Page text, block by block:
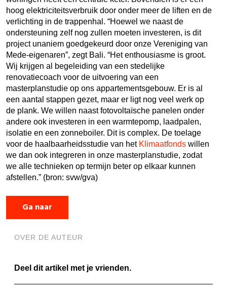
hoog elektriciteitsverbruik door onder meer de liften en de
verlichting in de trappenhal. “Hoewel we naast de
ondersteuning zelf nog zullen moeten investeren, is dit
project unaniem goedgekeurd door onze Vereniging van
Mede-eigenaren”, zegt Bali. “Het enthousiasme is groot.
Wij krijgen al begeleiding van een stedelijke
renovatiecoach voor de uitvoering van een
masterplanstudie op ons appartementsgebouw. Er is al
een aantal stappen gezet, maar er ligt nog veel werk op
de plank. We willen naast fotovoltaïsche panelen onder
andere ook investeren in een warmtepomp, laadpalen,
isolatie en een zonneboiler. Dit is complex. De toelage
voor de haalbaarheidsstudie van het Klimaatfonds willen
we dan ook integreren in onze masterplanstudie, zodat
we alle technieken op termijn beter op elkaar kunnen
afstellen.” (bron: svw/gva)
Ga naar
OVER DE AUTEUR
Deel dit artikel met je vrienden.